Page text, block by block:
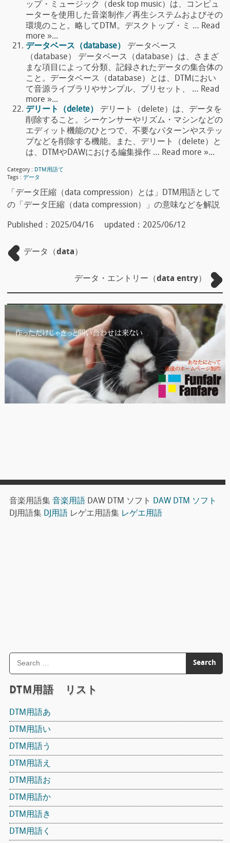
ップ・ミュージック（desk top music）は、コンピュ
ーターを使用した音楽制作／再生システムおよびその
環境のこと。略してDTM。デスクトップ・ミ … Read
more »...
データベース（database）
データベース
（database） データベース（database）は、さまざ
まな項目によって分類、記録されたデータの集合体の
こと。データベース（database）とは、DTMにおい
て音源ライブラリやサンプル、プリセット、 … Read
more »...
デリート（delete）
デリート（delete）は、データを
削除すること。シーケンサーやリズム・マシンなどの
エディット機能のひとつで、不要なパターンやステッ
プなどを削除する機能。また、デリート（delete）と
は、DTMやDAWにおける編集操作 … Read more »...
Category : DTM用語て
Tags : データ
「データ圧縮（data compression）とは」DTM用語として
の「データ圧縮（data compression）」の意味などを解説
Published： 2025/04/16 updated： 2025/06/12
データ（data）
データ・エントリー（data entry）
音楽用語集 音楽用語DAW DTM ソフト
DAW DTM ソフト
DJ用語集 DJ用語レゲエ用語集 レゲエ用語
DTM用語 リスト
DTM用語あ
DTM用語い
DTM用語う
DTM用語え
DTM用語お
DTM用語か
DTM用語き
DTM用語く